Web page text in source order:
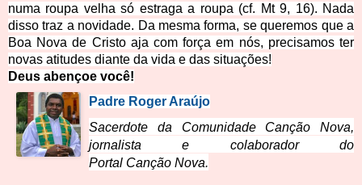
numa roupa velha só estraga a roupa (cf. Mt 9, 16). Nada
disso traz a novidade. Da mesma forma, se queremos que a
Boa Nova de Cristo aja com força em nós, precisamos ter
novas atitudes diante da vida e das situações!
Deus abençoe você!
Padre Roger Araújo
Sacerdote da Comunidade Canção Nova,
jornalista e colaborador do
Portal Canção Nova.